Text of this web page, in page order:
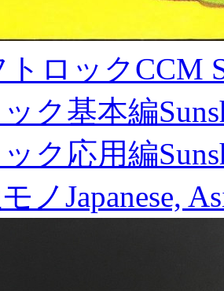
ロックCCM
ク基本編
ク応用編
ノJapanese,